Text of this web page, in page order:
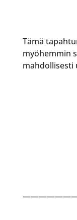
Tämä
myöhemmin
mahdollisesti